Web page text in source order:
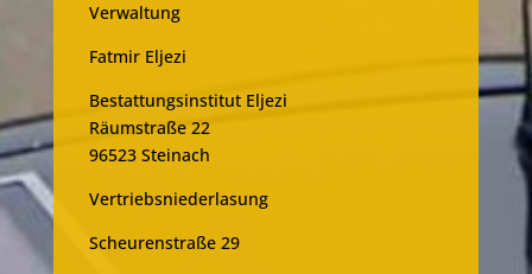
Verwaltung
Fatmir Eljezi
Bestattungsinstitut Eljezi
Räumstraße 22
96523 Steinach
Vertriebsniederlasung
Scheurenstraße 29